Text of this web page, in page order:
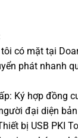
có mặt tại
phát nhanh
Ký hợp đồng
đại diện
bị USB PKI